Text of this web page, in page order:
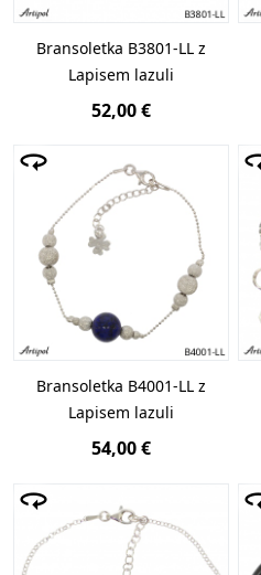
Bransoletka B3801-LL z
Lapisem lazuli
52,00 €
Bransoletka B4001-LL z
Lapisem lazuli
54,00 €